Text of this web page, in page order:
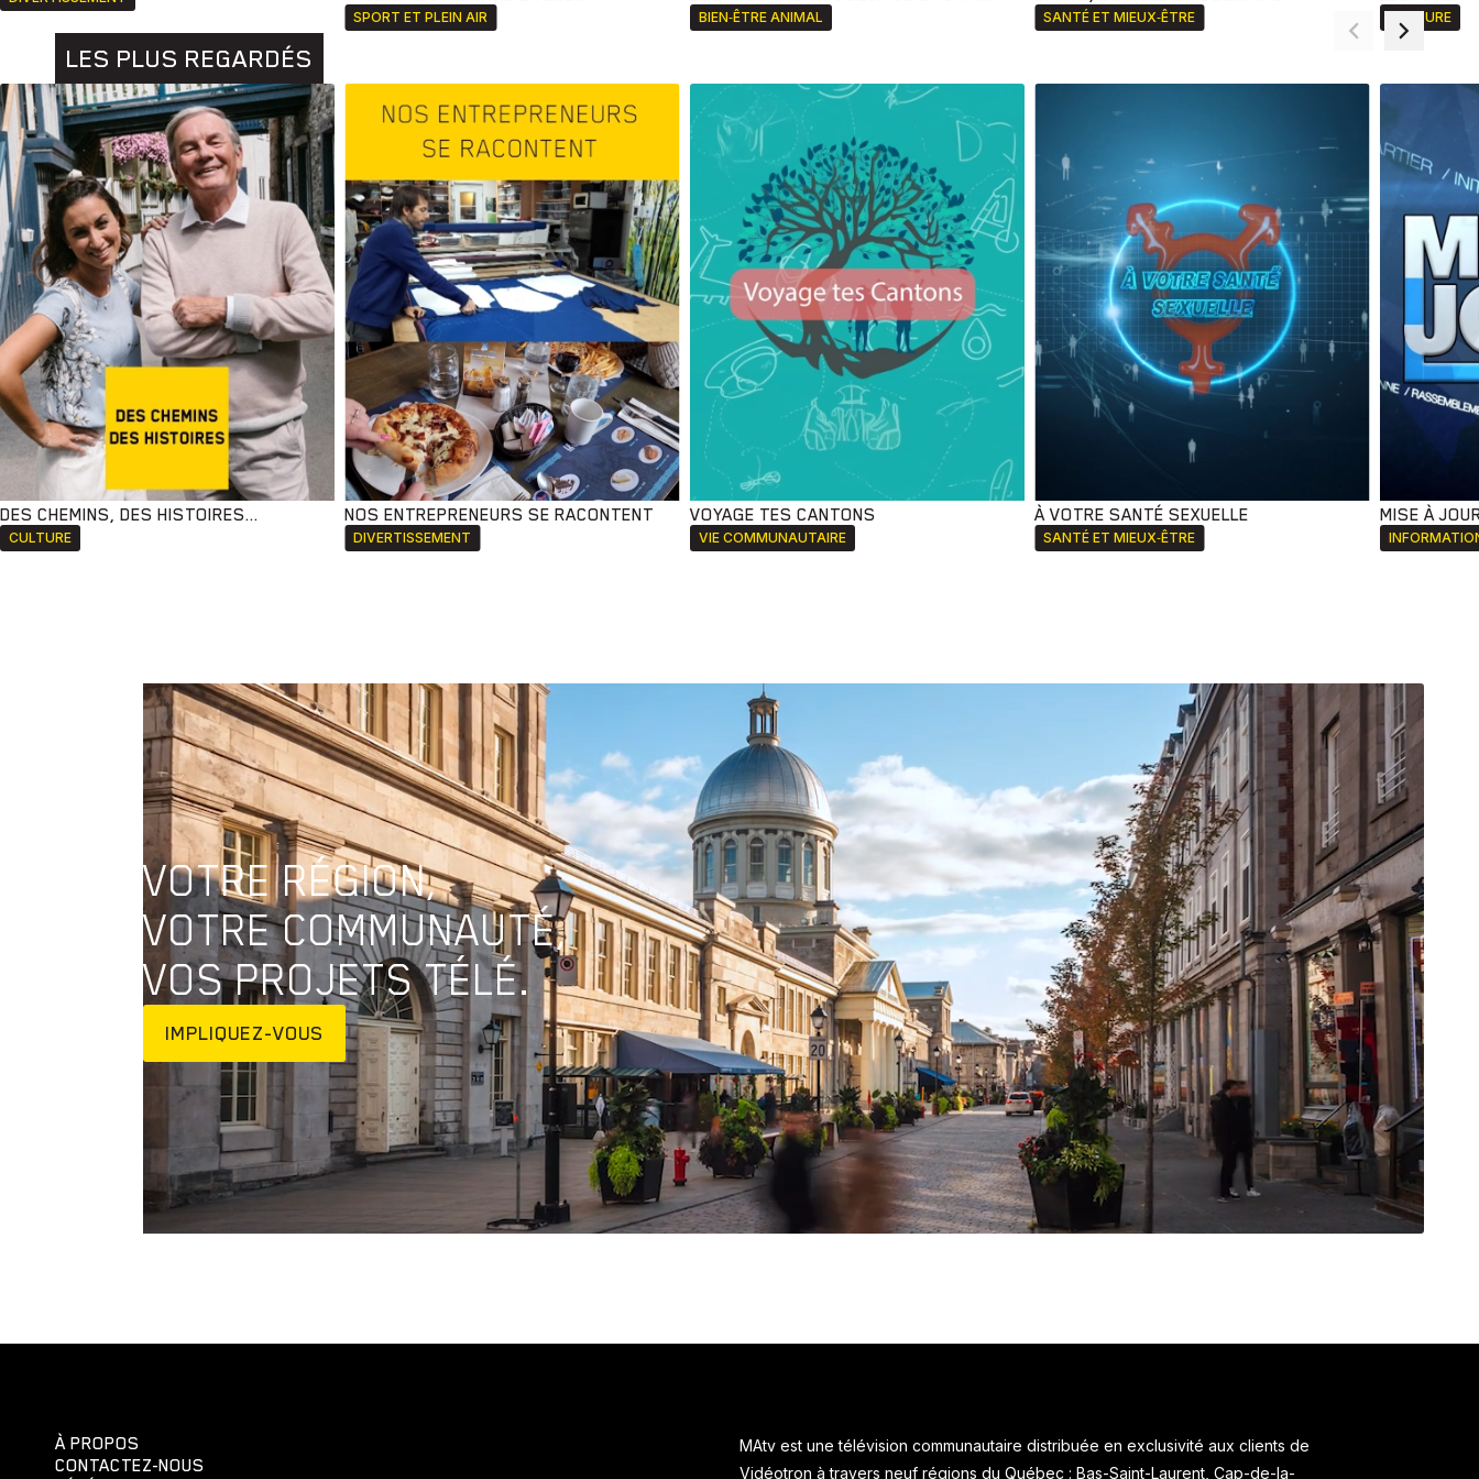
SPORT ET PLEIN AIR BIEN‑ÊTRE ANIMAL SANTÉ ET MIEUX‑ÊTRE CULTURE
LES PLUS REGARDÉS
DES CHEMINS, DES HISTOIRES...
CULTURE
NOS ENTREPRENEURS SE RACONTENT
DIVERTISSEMENT
VOYAGE TES CANTONS
VIE COMMUNAUTAIRE
À VOTRE SANTÉ SEXUELLE
SANTÉ ET MIEUX‑ÊTRE
MISE À
VOTRE RÉGION,
VOTRE COMMUNAUTÉ,
VOS PROJETS TÉLÉ.
IMPLIQUEZ-VOUS
À PROPOS
CONTACTEZ-NOUS
MAtv est une télévision communautaire distribuée en exclusivité aux clients de
Vidéotron à travers neuf régions du Québec : Bas-Saint-Laurent, Cap-de-la-